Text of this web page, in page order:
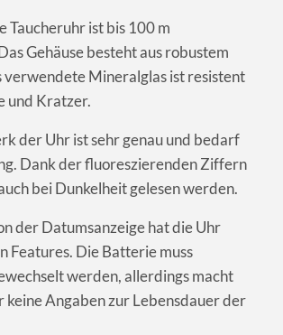
Taucheruhr ist bis 100 m
Gehäuse besteht aus robustem
verwendete Mineralglas ist resistent
und Kratzer.
der Uhr ist sehr genau und bedarf
Dank der fluoreszierenden Ziffern
bei Dunkelheit gelesen werden.
der Datumsanzeige hat die Uhr
Features. Die Batterie muss
werden, allerdings macht
Angaben zur Lebensdauer der